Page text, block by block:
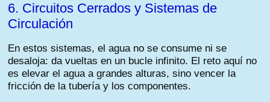
6. Circuitos Cerrados y Sistemas de
Circulación
En estos sistemas, el agua no se consume ni se
desaloja: da vueltas en un bucle infinito. El reto aquí no
es elevar el agua a grandes alturas, sino vencer la
fricción de la tubería y los componentes.